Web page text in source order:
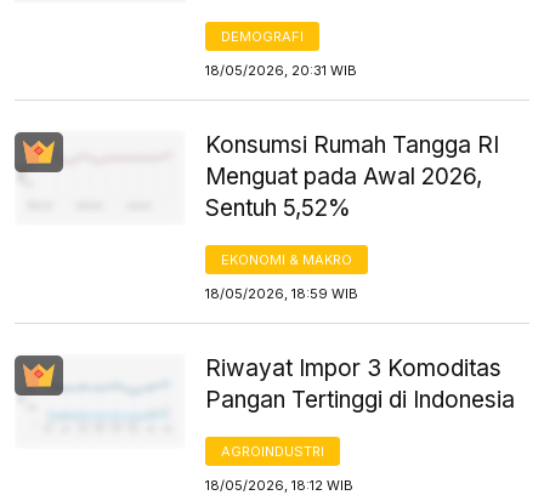
DEMOGRAFI
18/05/2026, 20:31 WIB
Konsumsi Rumah Tangga RI
Menguat pada Awal 2026,
Sentuh 5,52%
EKONOMI & MAKRO
18/05/2026, 18:59 WIB
Riwayat Impor 3 Komoditas
Pangan Tertinggi di Indonesia
AGROINDUSTRI
18/05/2026, 18:12 WIB